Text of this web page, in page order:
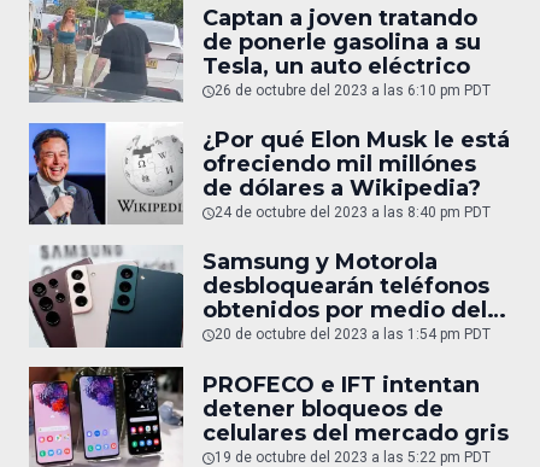
Captan a joven tratando
de ponerle gasolina a su
Tesla, un auto eléctrico
26 de octubre del 2023 a las 6:10 pm PDT
¿Por qué Elon Musk le está
ofreciendo mil millónes
de dólares a Wikipedia?
24 de octubre del 2023 a las 8:40 pm PDT
Samsung y Motorola
desbloquearán teléfonos
obtenidos por medio del
mercado gris en México
20 de octubre del 2023 a las 1:54 pm PDT
PROFECO e IFT intentan
detener bloqueos de
celulares del mercado gris
19 de octubre del 2023 a las 5:22 pm PDT